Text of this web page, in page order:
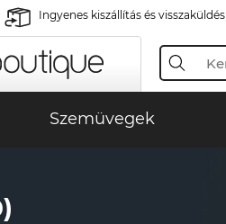
Ingyenes kiszállítás és visszaküldés
Szemüvegek